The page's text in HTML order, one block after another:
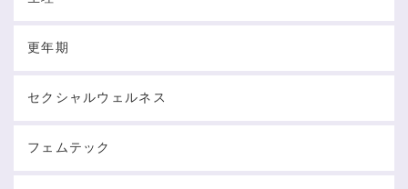
更年期
セクシャルウェルネス
フェムテック